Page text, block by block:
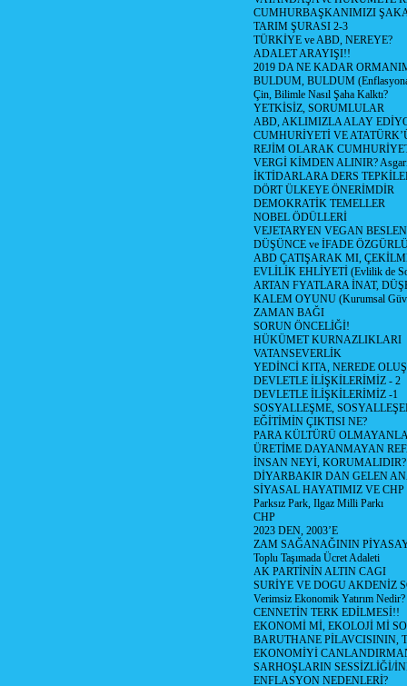
CUMHURBAŞKANIMIZI
TARIM ŞURASI 2-3
TÜRKİYE ve ABD, NEREYE?
ADALET ARAYIŞI!!
2019 DA NE KADAR
BULDUM, BULDUM
Çin, Bilimle Nasıl Şaha Kalktı?
YETKİSİZ, SORUMLULAR
ABD, AKLIMIZLA ALAY
CUMHURİYETİ VE
REJİM OLARAK
VERGİ KİMDEN ALINIR?
İKTİDARLARA DERS
DÖRT ÜLKEYE ÖNERİMDİR
DEMOKRATİK TEMELLER
NOBEL ÖDÜLLERİ
VEJETARYEN VEGAN
DÜŞÜNCE ve İFADE
ABD ÇATIŞARAK MI,
EVLİLİK EHLİYETİ (Evlilik de
ARTAN FYATLARA İNAT,
KALEM OYUNU (Kurumsal
ZAMAN BAĞI
SORUN ÖNCELİĞİ!
HÜKÜMET KURNAZLIKLARI
VATANSEVERLİK
YEDİNCİ KITA, NEREDE
DEVLETLE İLİŞKİLERİMİZ - 2
DEVLETLE İLİŞKİLERİMİZ -1
SOSYALLEŞME,
EĞİTİMİN ÇIKTISI NE?
PARA KÜLTÜRÜ
ÜRETİME DAYANMAYAN
İNSAN NEYİ, KORUMALIDIR?
DİYARBAKIR DAN GELEN
SİYASAL HAYATIMIZ VE CHP
Parksız Park, Ilgaz Milli Parkı
CHP
2023 DEN, 2003’E
ZAM SAĞANAĞININ
Toplu Taşımada Ücret Adaleti
AK PARTİNİN ALTIN CAGI
SURİYE VE DOGU AKDENİZ
Verimsiz Ekonomik Yatırım Nedir?
CENNETİN TERK EDİLMESİ!!
EKONOMİ Mİ, EKOLOJİ Mİ
BARUTHANE PİLAVCISININ,
EKONOMİYİ
SARHOŞLARIN SESSİZLİĞİ/
ENFLASYON NEDENLERİ?